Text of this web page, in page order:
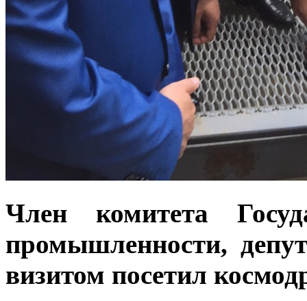
Член комитета
промышленности,
визитом посетил